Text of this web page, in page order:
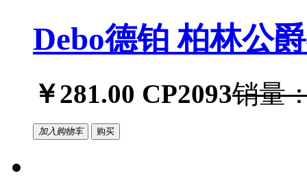
Debo德铂 柏林公
￥281.00 CP2093销量
加入购物车 购买